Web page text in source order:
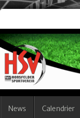
News Calendrier